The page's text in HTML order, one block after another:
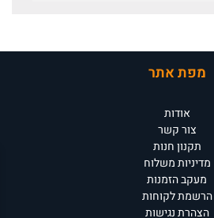
מפת אתר
אודות
צור קשר
תקנון חנות
מדיניות משלוח
מעקב הזמנות
הרשמת לקוחות
הצהרת נגישות